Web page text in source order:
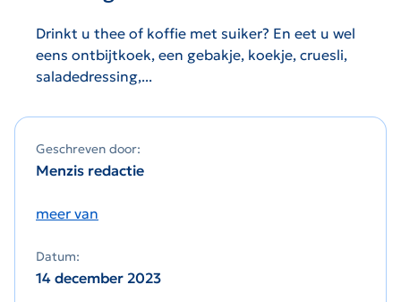
Drinkt u thee of koffie met suiker? En eet u wel
eens ontbijtkoek, een gebakje, koekje, cruesli,
saladedressing,...
Geschreven door:
Menzis redactie
meer van
Datum:
14 december 2023